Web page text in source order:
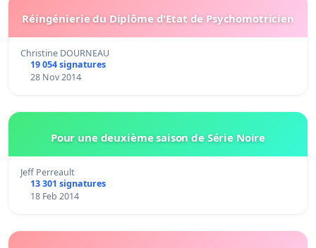
Réingénierie du Diplôme d'Etat de Psychomotricien
Christine DOURNEAU
19 054 signatures
28 Nov 2014
Pour une deuxième saison de Série Noire
Jeff Perreault
13 301 signatures
18 Feb 2014